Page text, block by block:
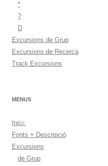
*
?
D
Excursions de Grup
Excursions de Recerca
Track Excursions
MENUS
Inici:
Fonts + Descripció
Excursions
de Grup